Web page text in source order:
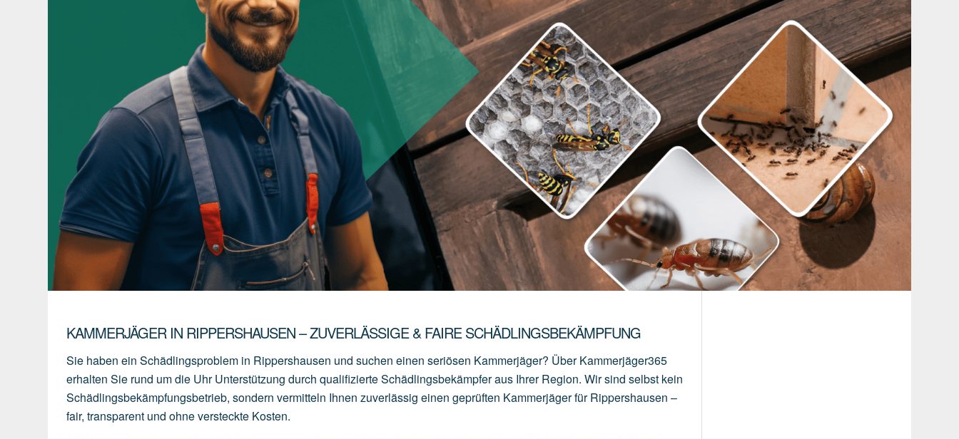
KAMMERJÄGER IN RIPPERSHAUSEN – ZUVERLÄSSIGE & FAIRE SCHÄDLINGSBEKÄMPFUNG
Sie haben ein Schädlingsproblem in Rippershausen und suchen einen seriösen Kammerjäger? Über Kammerjäger365
erhalten Sie rund um die Uhr Unterstützung durch qualifizierte Schädlingsbekämpfer aus Ihrer Region. Wir sind selbst kein
Schädlingsbekämpfungsbetrieb, sondern vermitteln Ihnen zuverlässig einen geprüften Kammerjäger für Rippershausen –
fair, transparent und ohne versteckte Kosten.